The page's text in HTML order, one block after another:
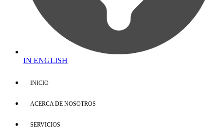
IN ENGLISH
INICIO
ACERCA DE NOSOTROS
SERVICIOS